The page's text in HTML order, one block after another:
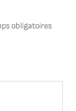
obligatoires